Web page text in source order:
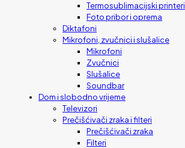
Termosublimacijski printeri
Foto pribor i oprema
Diktafoni
Mikrofoni, zvučnici i slušalice
Mikrofoni
Zvučnici
Slušalice
Soundbar
Dom i slobodno vrijeme
Televizori
Prečišćivači zraka i filteri
Prečišćivači zraka
Filteri